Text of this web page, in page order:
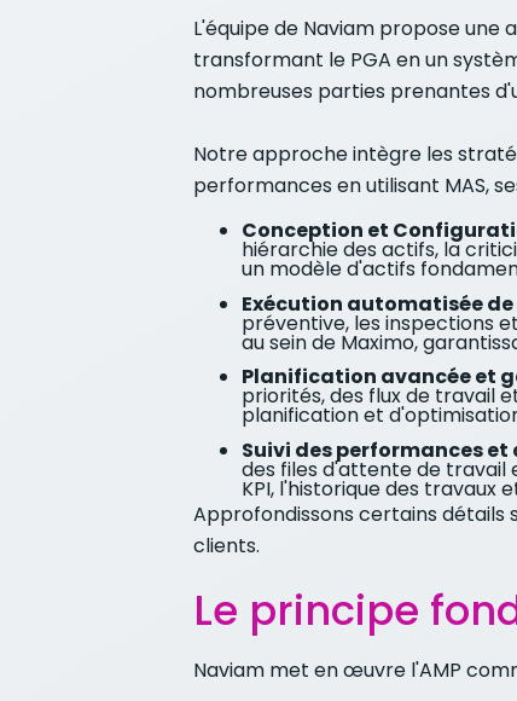
L'équipe de Naviam propose
transformant le PGA en un
nombreuses parties prenantes
Notre approche intègre les
performances en utilisant MAS,
Conception et
hiérarchie des actifs, la
un modèle d'actifs
Exécution automatisée
préventive, les inspections
au sein de Maximo,
Planification avancée et
priorités, des flux de travail
planification et
Suivi des performances
des files d'attente de travail
KPI, l'historique des travaux
Approfondissons certains détails
clients.
Le principe
Naviam met en œuvre l'AMP